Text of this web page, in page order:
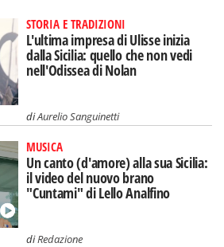
STORIA E TRADIZIONI
L'ultima impresa di Ulisse inizia
dalla Sicilia: quello che non vedi
nell'Odissea di Nolan
diAurelio Sanguinetti
MUSICA
Un canto (d'amore) alla sua Sicilia:
il video del nuovo brano
"Cuntami" di Lello Analfino
diRedazione